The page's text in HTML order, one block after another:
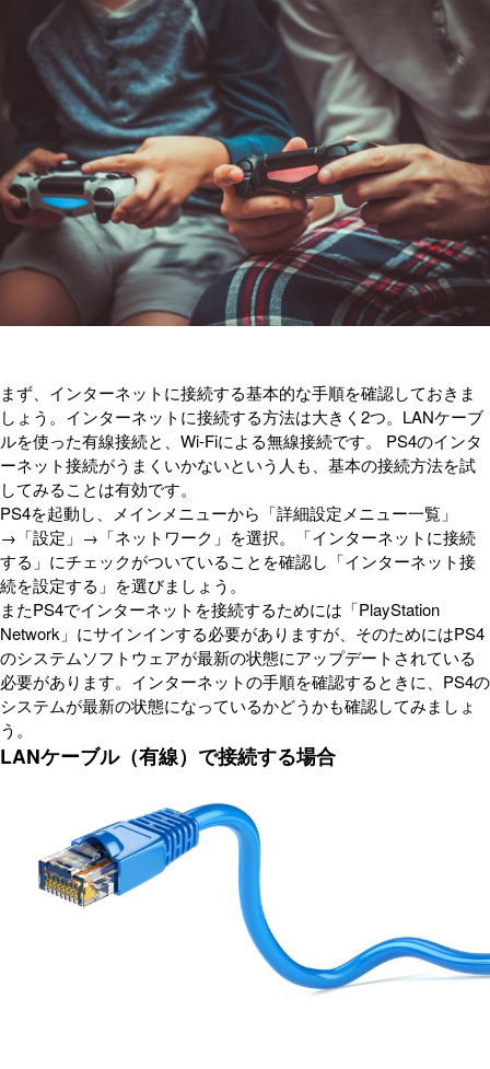
まず、インターネットに接続する基本的な手順を確認しておきま
しょう。インターネットに接続する方法は大きく2つ。LANケーブ
ルを使った有線接続と、Wi-Fiによる無線接続です。 PS4のインタ
ーネット接続がうまくいかないという人も、基本の接続方法を試
してみることは有効です。
PS4を起動し、メインメニューから「詳細設定メニュー一覧」
→「設定」→「ネットワーク」を選択。「インターネットに接続
する」にチェックがついていることを確認し「インターネット接
続を設定する」を選びましょう。
またPS4でインターネットを接続するためには「PlayStation
Network」にサインインする必要がありますが、そのためにはPS4
のシステムソフトウェアが最新の状態にアップデートされている
必要があります。インターネットの手順を確認するときに、PS4の
システムが最新の状態になっているかどうかも確認してみましょ
う。
LANケーブル（有線）で接続する場合